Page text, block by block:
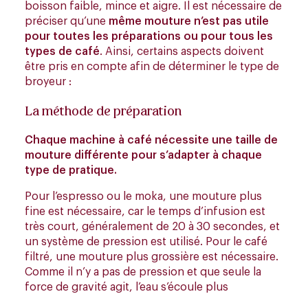
boisson faible, mince et aigre. Il est nécessaire de
préciser qu’une même mouture n’est pas utile
pour toutes les préparations ou pour tous les
types de café. Ainsi, certains aspects doivent
être pris en compte afin de déterminer le type de
broyeur :
La méthode de préparation
Chaque machine à café nécessite une taille de
mouture différente pour s’adapter à chaque
type de pratique.
Pour l’espresso ou le moka, une mouture plus
fine est nécessaire, car le temps d’infusion est
très court, généralement de 20 à 30 secondes, et
un système de pression est utilisé. Pour le café
filtré, une mouture plus grossière est nécessaire.
Comme il n’y a pas de pression et que seule la
force de gravité agit, l’eau s’écoule plus